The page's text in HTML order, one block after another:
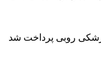
روبی پرداخت شد